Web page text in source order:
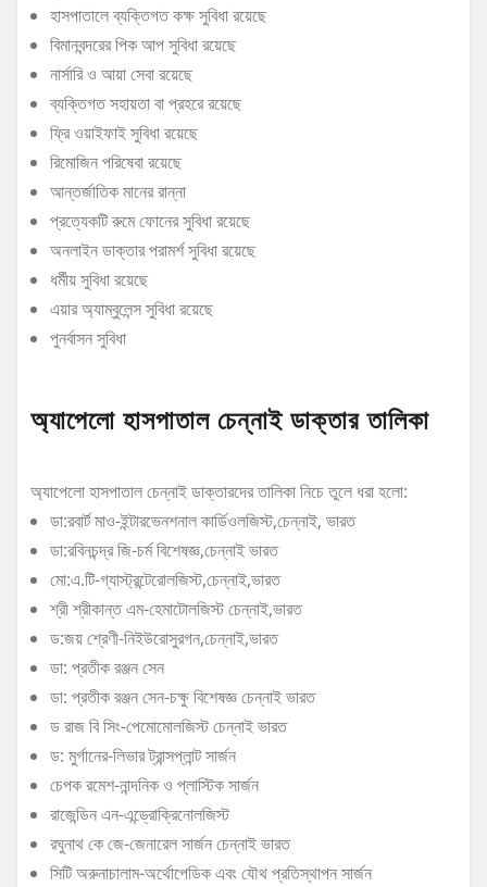
হাসপাতালে ব্যক্তিগত কক্ষ সুবিধা রয়েছে
বিমানবন্দরের পিক আপ সুবিধা রয়েছে
নার্সারি ও আয়া সেবা রয়েছে
ব্যক্তিগত সহায়তা বা প্রহরে রয়েছে
ফ্রি ওয়াইফাই সুবিধা রয়েছে
রিমোজিন পরিষেবা রয়েছে
আন্তর্জাতিক মানের রান্না
প্রত্যেকটি রুমে ফোনের সুবিধা রয়েছে
অনলাইন ডাক্তার পরামর্শ সুবিধা রয়েছে
ধর্মীয় সুবিধা রয়েছে
এয়ার অ্যাম্বুলেন্স সুবিধা রয়েছে
পুনর্বাসন সুবিধা
অ্যাপেলো হাসপাতাল চেন্নাই ডাক্তার তালিকা
অ্যাপেলো হাসপাতাল চেন্নাই ডাক্তারদের তালিকা নিচে তুলে ধরা হলো:
ডা:রবার্ট মাও-ইন্টারভেনশনাল কার্ডিওলজিস্ট,চেন্নাই, ভারত
ডা:রবিনচন্দ্র জি-চর্ম বিশেষজ্ঞ,চেন্নাই ভারত
মো:এ.টি-গ্যাস্ট্রন্টেরোলজিস্ট,চেন্নাই,ভারত
শ্রী শ্রীকান্ত এম-হেমাটোলজিস্ট চেন্নাই,ভারত
ড:জয় শ্রেণী-নিইউরোসুরগন,চেন্নাই,ভারত
ডা: প্রতীক রঞ্জন সেন
ডা: প্রতীক রঞ্জন সেন-চক্ষু বিশেষজ্ঞ চেন্নাই ভারত
ড রাজ বি সিং-পেমোমোলজিস্ট চেন্নাই ভারত
ড: মুর্গানের-লিভার ট্রান্সপ্লান্ট সার্জন
চেপক রমেশ-নান্দনিক ও প্লাস্টিক সার্জন
রাজেন্ডিন এন-এন্ড্রোক্রিনোলজিস্ট
রঘুনাথ কে জে-জেনারেল সার্জন চেন্নাই ভারত
সিটি অরুনাচালাম-অর্থোপেডিক এবং যৌথ প্রতিস্থাপন সার্জন